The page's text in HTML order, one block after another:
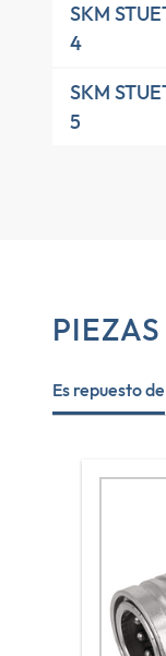
SKM
4
SKM
5
Es repuesto de